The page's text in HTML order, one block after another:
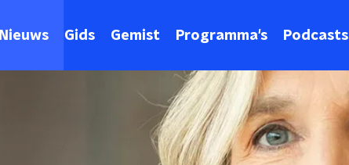
Nieuws Gids Gemist Programma's Podcasts